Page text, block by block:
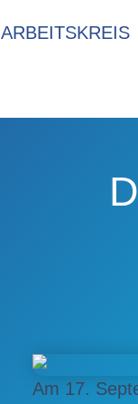
ARBEITSKREIS
Am 17.